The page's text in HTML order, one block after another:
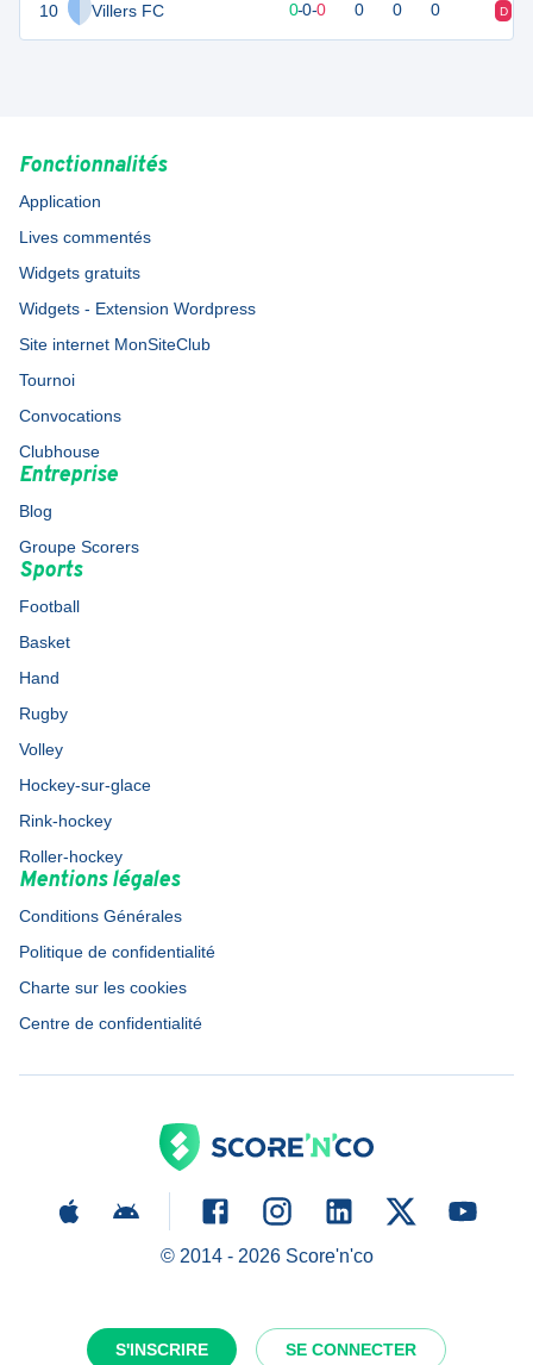
S'INSCRIRE SE CONNECTER
10 Villers FC 0-0-0 0 0 0 D
Fonctionnalités
Application
Lives commentés
Widgets gratuits
Widgets - Extension Wordpress
Site internet MonSiteClub
Tournoi
Convocations
Clubhouse
Entreprise
Blog
Groupe Scorers
Sports
Football
Basket
Hand
Rugby
Volley
Hockey-sur-glace
Rink-hockey
Roller-hockey
Mentions légales
Conditions Générales
Politique de confidentialité
Charte sur les cookies
Centre de confidentialité
© 2014 - 2026Score'n'co